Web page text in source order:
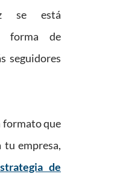
se está
forma de
seguidores
formato que
tu empresa,
de